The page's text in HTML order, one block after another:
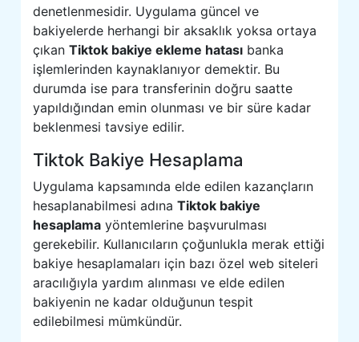
denetlenmesidir. Uygulama güncel ve
bakiyelerde herhangi bir aksaklık yoksa ortaya
çıkanTiktok bakiye ekleme hatası banka
işlemlerinden kaynaklanıyor demektir. Bu
durumda ise para transferinin doğru saatte
yapıldığından emin olunması ve bir süre kadar
beklenmesi tavsiye edilir.
Tiktok Bakiye Hesaplama
Uygulama kapsamında elde edilen kazançların
hesaplanabilmesi adınaTiktok bakiye
hesaplama yöntemlerine başvurulması
gerekebilir. Kullanıcıların çoğunlukla merak ettiği
bakiye hesaplamaları için bazı özel web siteleri
aracılığıyla yardım alınması ve elde edilen
bakiyenin ne kadar olduğunun tespit
edilebilmesi mümkündür.